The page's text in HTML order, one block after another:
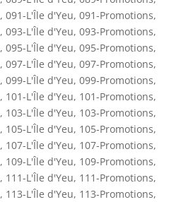
, 091-L'Île d'Yeu, 091-Promotions,
, 093-L'Île d'Yeu, 093-Promotions,
, 095-L'Île d'Yeu, 095-Promotions,
, 097-L'Île d'Yeu, 097-Promotions,
, 099-L'Île d'Yeu, 099-Promotions,
, 101-L'Île d'Yeu, 101-Promotions,
, 103-L'Île d'Yeu, 103-Promotions,
, 105-L'Île d'Yeu, 105-Promotions,
, 107-L'Île d'Yeu, 107-Promotions,
, 109-L'Île d'Yeu, 109-Promotions,
, 111-L'Île d'Yeu, 111-Promotions,
, 113-L'Île d'Yeu, 113-Promotions,